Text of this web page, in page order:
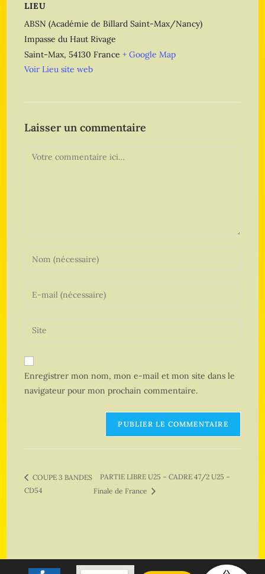
LIEU
ABSN (Académie de Billard Saint-Max/Nancy)
Impasse du Haut Rivage
Saint-Max, 54130 France + Google Map
Voir Lieu site web
Laisser un commentaire
Enregistrer mon nom, mon e-mail et mon site dans le
navigateur pour mon prochain commentaire.
COUPE 3 BANDES
CD54
PARTIE LIBRE U25 – CADRE 47/2 U25 –
Finale de France